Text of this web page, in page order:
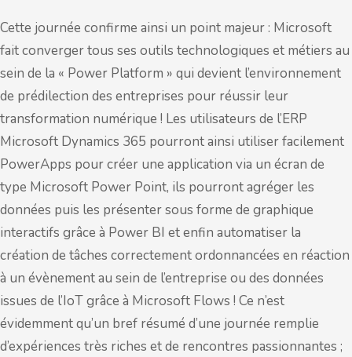
Cette journée confirme ainsi un point majeur : Microsoft
fait converger tous ses outils technologiques et métiers au
sein de la « Power Platform » qui devient l’environnement
de prédilection des entreprises pour réussir leur
transformation numérique ! Les utilisateurs de l’ERP
Microsoft Dynamics 365 pourront ainsi utiliser facilement
PowerApps pour créer une application via un écran de
type Microsoft Power Point, ils pourront agréger les
données puis les présenter sous forme de graphique
interactifs grâce à Power BI et enfin automatiser la
création de tâches correctement ordonnancées en réaction
à un évènement au sein de l’entreprise ou des données
issues de l’IoT grâce à Microsoft Flows ! Ce n’est
évidemment qu’un bref résumé d’une journée remplie
d’expériences très riches et de rencontres passionnantes ;